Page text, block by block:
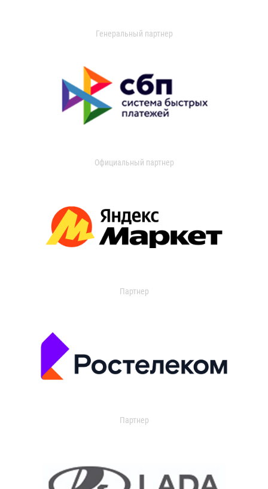
Генеральный партнер
Официальный партнер
Партнер
Партнер